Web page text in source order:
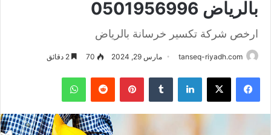
بالرياض 0501956996
ارخص شركة تكسير خرسانة بالرياض
tanseq-riyadh.com مارس 29, 2024 70
فيسبوك X لينكدإن بينتيريست واتساب